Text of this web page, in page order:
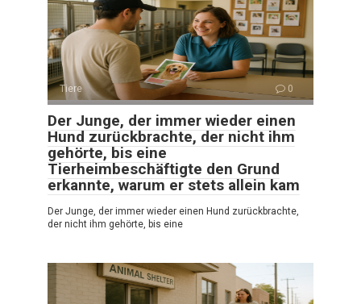
Tiere 0
Der Junge, der immer wieder einen
Hund zurückbrachte, der nicht ihm
gehörte, bis eine
Tierheimbeschäftigte den Grund
erkannte, warum er stets allein kam
Der Junge, der immer wieder einen Hund zurückbrachte,
der nicht ihm gehörte, bis eine